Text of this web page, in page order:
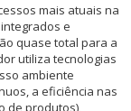
mais atuais na
e
quase total para a
utiliza tecnologias
ambiente
a eficiência nas
de produtos),